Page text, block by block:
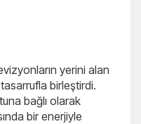
yerini alan
birleştirdi.
bağlı olarak
bir enerjiyle